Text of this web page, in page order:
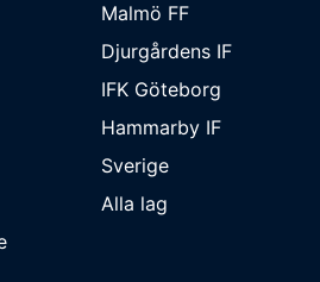
Malmö FF
Djurgårdens IF
IFK Göteborg
Hammarby IF
Sverige
Alla lag